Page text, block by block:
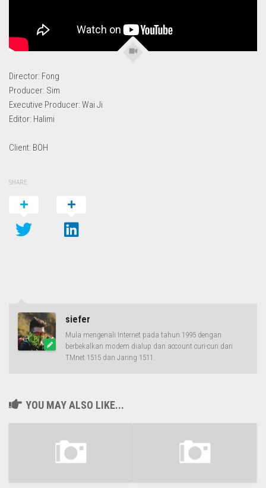
Director: Fong
Producer: Sim
Executive Producer: Wai Ji
Editor: Halimi
Client: BOH
SHARE
siefer
Mula mengenali Internet pada tahun 1995 dengan
berbekalkan modem dialup dan account curi-curi dari
TMnet 1515 dan Jaring 1511.
YOU MAY ALSO LIKE...